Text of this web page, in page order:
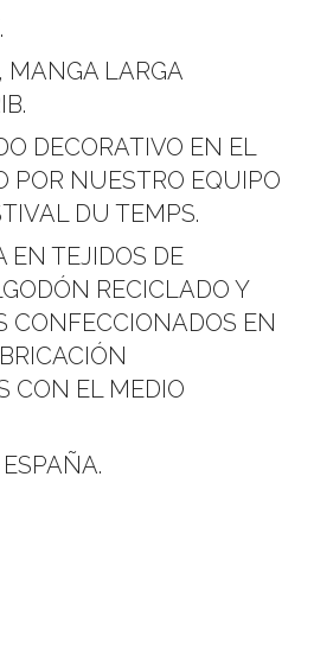
MANGA LARGA
DECORATIVO EN EL
POR NUESTRO EQUIPO
DU TEMPS.
EN TEJIDOS DE
RECICLADO Y
CONFECCIONADOS EN
CON EL MEDIO